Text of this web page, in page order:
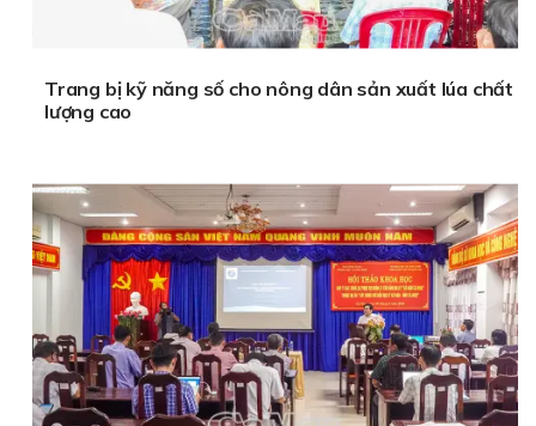
Trang bị kỹ năng số cho nông dân sản xuất lúa chất
lượng cao